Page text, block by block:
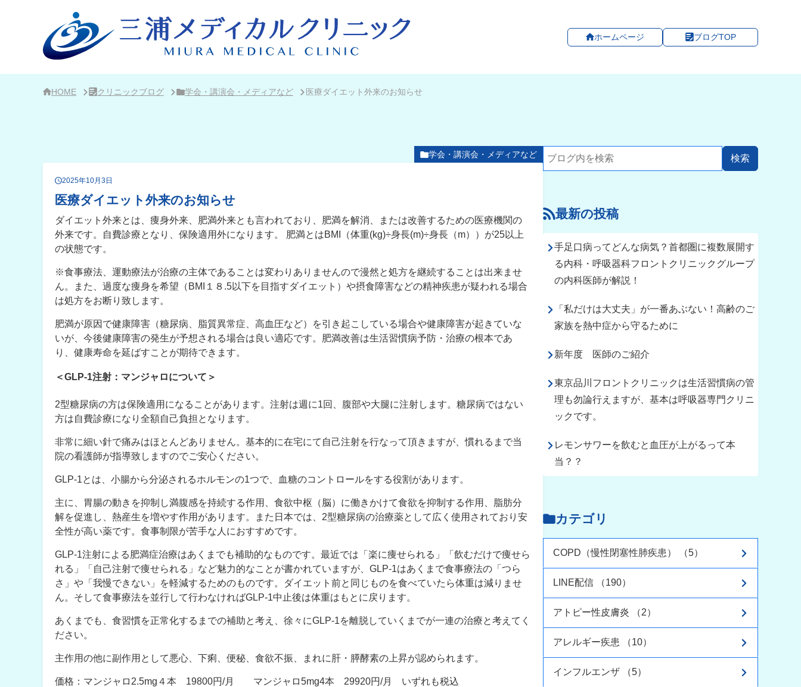
ッ
ホームページ ブログTOP
HOME クリニックブログ 学会・講演会・メディアなど 医療ダイエット外来のお知らせ
学会・講演会・メディアなど
2025年10月3日
医療ダイエット外来のお知らせ
ダイエット外来とは、痩身外来、肥満外来とも言われており、肥満を解消、または改善するための医療機関の
外来です。自費診療となり、保険適用外になります。 肥満とはBMI（体重(kg)÷身長(m)÷身長（m））が25以上
の状態です。
※食事療法、運動療法が治療の主体であることは変わりありませんので漫然と処方を継続することは出来ませ
ん。また、過度な痩身を希望（BMI１８.5以下を目指すダイエット）や摂食障害などの精神疾患が疑われる場合
は処方をお断り致します。
肥満が原因で健康障害（糖尿病、脂質異常症、高血圧など）を引き起こしている場合や健康障害が起きていな
いが、今後健康障害の発生が予想される場合は良い適応です。肥満改善は生活習慣病予防・治療の根本であ
り、健康寿命を延ばすことが期待できます。
＜GLP-1注射：マンジャロについて＞
2型糖尿病の方は保険適用になることがあります。注射は週に1回、腹部や大腿に注射します。糖尿病ではない
方は自費診療になり全額自己負担となります。
非常に細い針で痛みはほとんどありません。基本的に在宅にて自己注射を行なって頂きますが、慣れるまで当
院の看護師が指導致しますのでご安心ください。
GLP-1とは、小腸から分泌されるホルモンの1つで、血糖のコントロールをする役割があります。
主に、胃腸の動きを抑制し満腹感を持続する作用、食欲中枢（脳）に働きかけて食欲を抑制する作用、脂肪分
解を促進し、熱産生を増やす作用があります。また日本では、2型糖尿病の治療薬として広く使用されており安
全性が高い薬です。食事制限が苦手な人におすすめです。
GLP-1注射による肥満症治療はあくまでも補助的なものです。最近では「楽に痩せられる」「飲むだけで痩せら
れる」「自己注射で痩せられる」など魅力的なことが書かれていますが、GLP-1はあくまで食事療法の「つら
さ」や「我慢できない」を軽減するためのものです。ダイエット前と同じものを食べていたら体重は減りませ
ん。そして食事療法を並行して行わなければGLP-1中止後は体重はもとに戻ります。
あくまでも、食習慣を正常化するまでの補助と考え、徐々にGLP-1を離脱していくまでが一連の治療と考えてく
ださい。
主作用の他に副作用として悪心、下痢、便秘、食欲不振、まれに肝・膵酵素の上昇が認められます。
価格：マンジャロ2.5mg４本 19800円/月 マンジャロ5mg4本 29920円/月 いずれも税込
最新の投稿
手足口病ってどんな病気？首都圏に複数展開す
る内科・呼吸器科フロントクリニックグループ
の内科医師が解説！
「私だけは大丈夫」が一番あぶない！高齢のご
家族を熱中症から守るために
新年度 医師のご紹介
東京品川フロントクリニックは生活習慣病の管
理も勿論行えますが、基本は呼吸器専門クリニ
ックです。
レモンサワーを飲むと血圧が上がるって本
当？？
カテゴリ
COPD（慢性閉塞性肺疾患） （5）
LINE配信 （190）
アトピー性皮膚炎 （2）
アレルギー疾患 （10）
インフルエンザ （5）